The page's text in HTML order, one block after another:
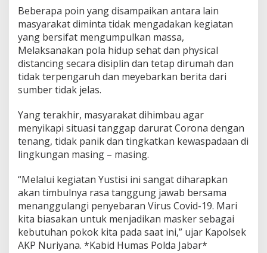
n
g
e
n
d
a
a
m
a
s
a
P
K
M
Beberapa poin yang disampaikan antara lain
masyarakat diminta tidak mengadakan kegiatan
yang bersifat mengumpulkan massa,
Melaksanakan pola hidup sehat dan physical
distancing secara disiplin dan tetap dirumah dan
tidak terpengaruh dan meyebarkan berita dari
sumber tidak jelas.
Yang terakhir, masyarakat dihimbau agar
menyikapi situasi tanggap darurat Corona dengan
tenang, tidak panik dan tingkatkan kewaspadaan di
lingkungan masing – masing.
“Melalui kegiatan Yustisi ini sangat diharapkan
akan timbulnya rasa tanggung jawab bersama
menanggulangi penyebaran Virus Covid-19. Mari
kita biasakan untuk menjadikan masker sebagai
kebutuhan pokok kita pada saat ini,” ujar Kapolsek
AKP Nuriyana. *Kabid Humas Polda Jabar*